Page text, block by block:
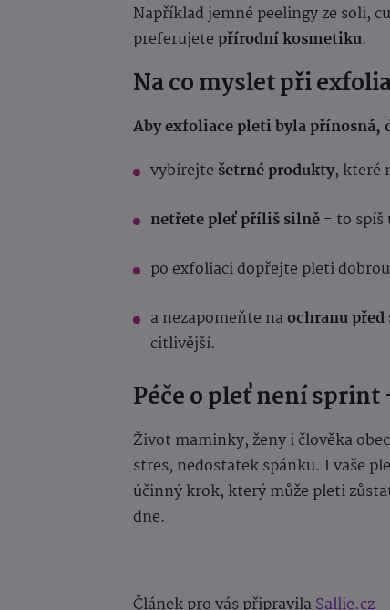
Například jemné peelingy ze soli,
preferujete přírodní kosmetiku.
Na co myslet při
Aby exfoliace pleti byla přínosná,
vybírejte šetrné produkty, které
netřete pleť příliš silně- to spíš
po exfoliaci dopřejte pleti dobrou
a nezapomeňte naochranu
citlivější.
Péče o pleť není
Život maminky, ženy i člověka
stres, nedostatek spánku. I vaše
účinný krok, který může pleti
dne.
Článek pro vás připravilaSallie.cz